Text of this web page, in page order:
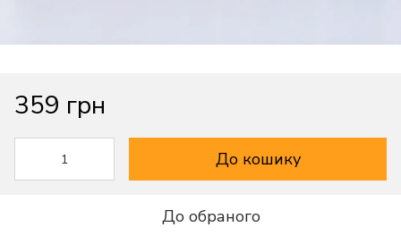
359 грн
До кошику
До обраного